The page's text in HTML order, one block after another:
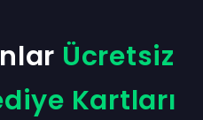
Ücretsiz
Kartları